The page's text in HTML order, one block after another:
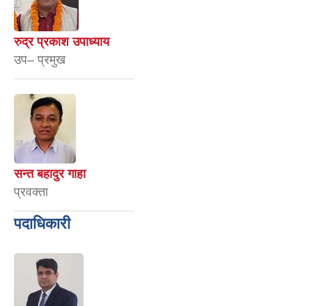
रुद्र प्रकाश उपाध्याय
उप– प्रमुख
सन्त बहादुर गाहा
प्रवक्ता
पदाधिकारी